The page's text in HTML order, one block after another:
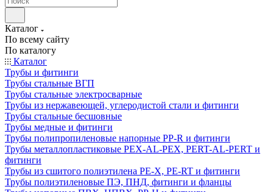
Каталог
По всему сайту
По каталогу
Каталог
Трубы и фитинги
Трубы стальные ВГП
Трубы стальные электросварные
Трубы из нержавеющей, углеродистой стали и фитинги
Трубы стальные бесшовные
Трубы медные и фитинги
Трубы полипропиленовые напорные PP-R и фитинги
Трубы металлопластиковые PEX-AL-PEX, PERT-AL-PERT и
фитинги
Трубы из сшитого полиэтилена PE-X, PE-RT и фитинги
Трубы полиэтиленовые ПЭ, ПНД, фитинги и фланцы